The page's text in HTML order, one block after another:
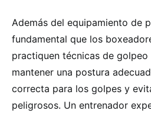
Además del equipamiento de
fundamental que los
practiquen técnicas de golpeo
mantener una postura
correcta para los golpes y
peligrosos. Un entrenador